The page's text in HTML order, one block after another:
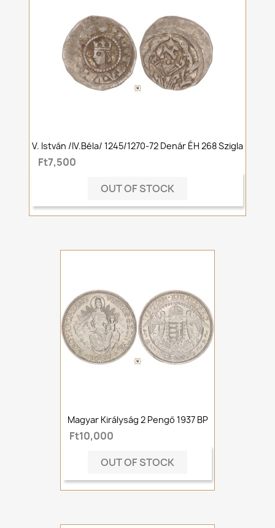
V. István /IV.Béla/ 1245/1270-72 Denár ÉH 268 Szigla
Ft7,500
OUT OF STOCK
Magyar Királyság 2 Pengő 1937 BP
Ft10,000
OUT OF STOCK